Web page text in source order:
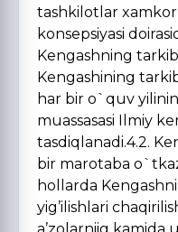
tashkilotlar
konsepsiyasi
Kengashning
Kengashining
har bir o`quv
muassasasi Ilmiy
tasdiqlanadi.4.2.
bir marotaba
hollarda
yig’ilishlari